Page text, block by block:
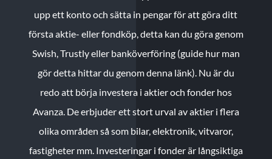
upp ett konto och sätta in pengar för att göra ditt
första aktie- eller fondköp, detta kan du göra genom
Swish, Trustly eller banköverföring (guide hur man
gör detta hittar du genom denna länk). Nu är du
redo att börja investera i aktier och fonder hos
Avanza. De erbjuder ett stort urval av aktier i flera
olika områden så som bilar, elektronik, vitvaror,
fastigheter mm. Investeringar i fonder är långsiktiga